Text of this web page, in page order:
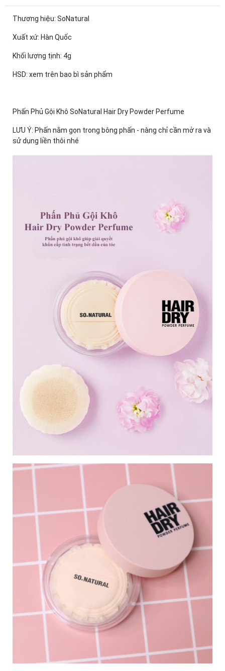
Thương hiệu: SoNatural
Xuất xứ: Hàn Quốc
Khối lượng tịnh: 4g
HSD: xem trên bao bì sản phẩm
Phấn Phủ Gội Khô SoNatural Hair Dry Powder Perfume
LƯU Ý: Phấn nằm gọn trong bông phấn - nàng chỉ cần mở ra và
sử dụng liền thôi nhé